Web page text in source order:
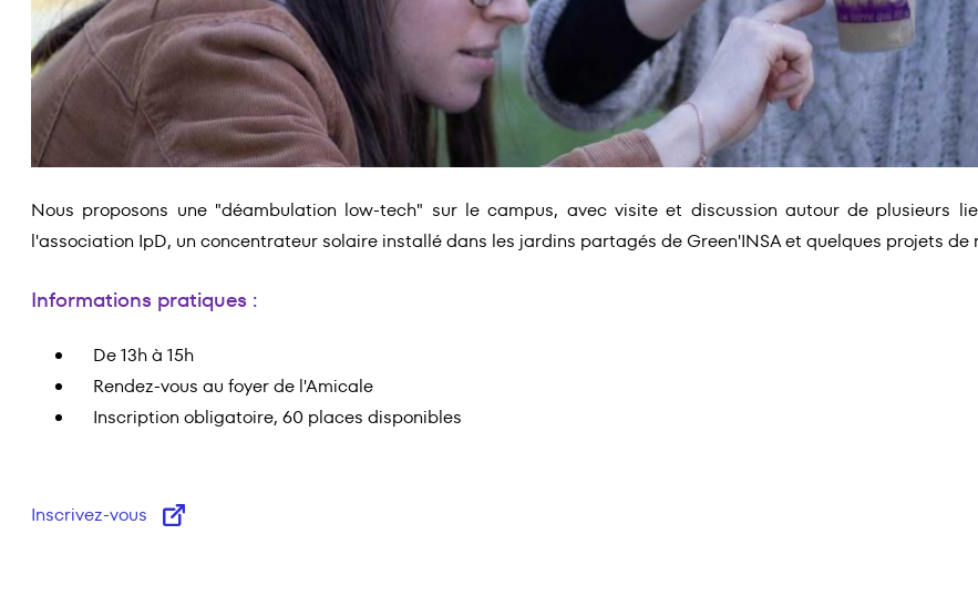
Nous proposons une "déambulation low-tech" sur le campus, avec visite et discussion autour de plusieurs
l'association IpD, un concentrateur solaire installé dans les jardins partagés de Green'INSA et quelques projets
Informations pratiques :
De 13h à 15h
Rendez-vous au foyer de l'Amicale
Inscription obligatoire, 60 places disponibles
Inscrivez-vous